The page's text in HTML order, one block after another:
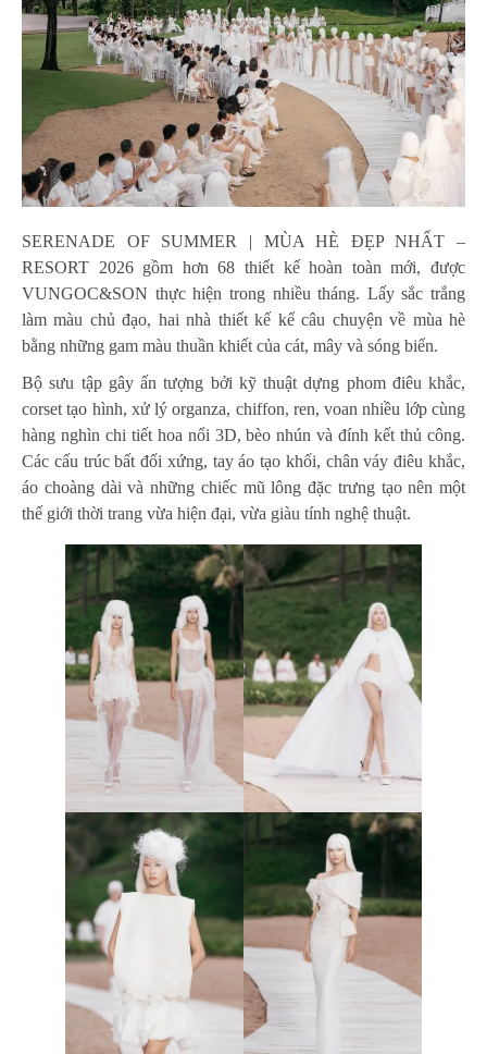
SERENADE OF SUMMER | MÙA HÈ ĐẸP NHẤT –
RESORT 2026 gồm hơn 68 thiết kế hoàn toàn mới, được
VUNGOC&SON thực hiện trong nhiều tháng. Lấy sắc trắng
làm màu chủ đạo, hai nhà thiết kế kể câu chuyện về mùa hè
bằng những gam màu thuần khiết của cát, mây và sóng biển.
Bộ sưu tập gây ấn tượng bởi kỹ thuật dựng phom điêu khắc,
corset tạo hình, xử lý organza, chiffon, ren, voan nhiều lớp cùng
hàng nghìn chi tiết hoa nổi 3D, bèo nhún và đính kết thủ công.
Các cấu trúc bất đối xứng, tay áo tạo khối, chân váy điêu khắc,
áo choàng dài và những chiếc mũ lông đặc trưng tạo nên một
thế giới thời trang vừa hiện đại, vừa giàu tính nghệ thuật.